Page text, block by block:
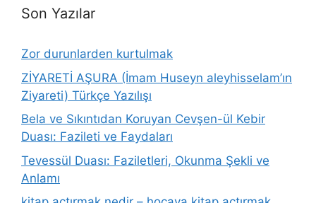
Son Yazılar
Zor durunlarden kurtulmak
ZİYARETİ AŞURA (İmam Huseyn aleyhisselam’ın
Ziyareti) Türkçe Yazılışı
Bela ve Sıkıntıdan Koruyan Cevşen-ül Kebir
Duası: Fazileti ve Faydaları
Tevessül Duası: Faziletleri, Okunma Şekli ve
Anlamı